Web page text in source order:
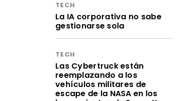
TECH
La IA corporativa no sabe
gestionarse sola
TECH
Las Cybertruck están
reemplazando a los
vehículos militares de
escape de la NASA en los